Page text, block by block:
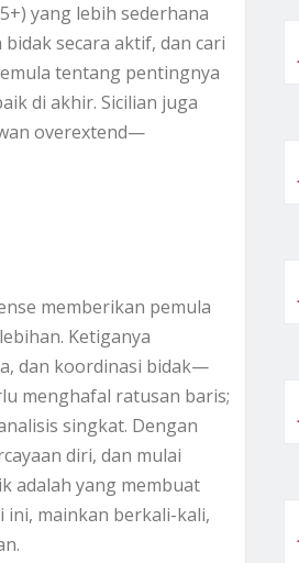
yang lebih sederhana
secara aktif, dan cari
tentang pentingnya
di akhir. Sicilian juga
overextend—
memberikan pemula
Ketiganya
dan koordinasi bidak—
menghafal ratusan baris;
singkat. Dengan
diri, dan mulai
adalah yang membuat
ini, mainkan berkali-kali,